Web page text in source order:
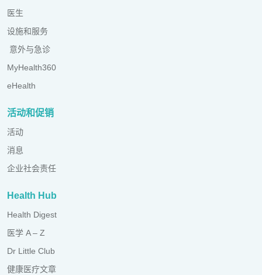
医生
设施和服务
意外与急诊
MyHealth360
eHealth
活动和促销
活动
消息
企业社会责任
Health Hub
Health Digest
医学 A – Z
Dr Little Club
健康医疗文章